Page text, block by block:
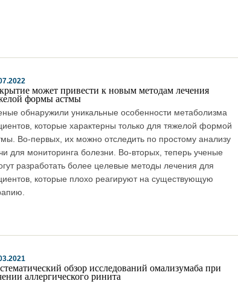
может привести к новым методам лечения
формы астмы
обнаружили уникальные особенности метаболизма
которые характерны только для тяжелой формой
Во-первых, их можно отследить по простому анализу
для мониторинга болезни. Во-вторых, теперь ученые
разработать более целевые методы лечения для
которые плохо реагируют на существующую
обзор исследований омализумаба при
аллергического ринита